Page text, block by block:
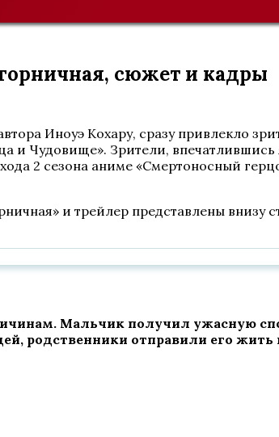
сюжет и кадры
Иноуэ Кохару, сразу привлекло
и Чудовище». Зрители, впечатлившись
2 сезона аниме «Смертоносный
и трейлер представлены внизу
Мальчик получил ужасную
родственники отправили его жить